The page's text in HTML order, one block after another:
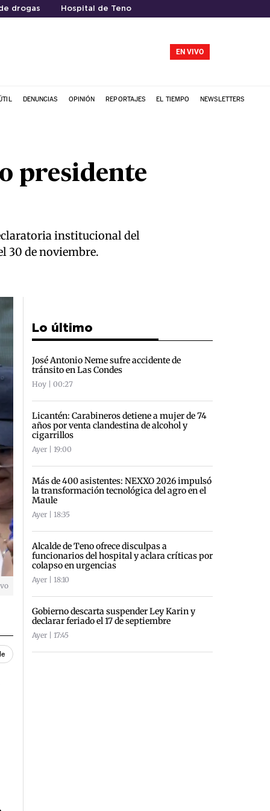
drogas Hospital de Teno
EN VIVO
DENUNCIAS OPINIÓN REPORTAJES EL TIEMPO NEWSLETTERS
presidente
institucional del
30 de noviembre.
Lo último
José Antonio Neme sufre accidente de
tránsito en Las Condes
Hoy | 00:27
Licantén: Carabineros detiene a mujer de 74
años por venta clandestina de alcohol y
cigarrillos
Ayer | 19:00
Más de 400 asistentes: NEXXO 2026 impulsó
la transformación tecnológica del agro en el
Maule
Ayer | 18:35
Alcalde de Teno ofrece disculpas a
funcionarios del hospital y aclara críticas por
colapso en urgencias
Ayer | 18:10
Gobierno descarta suspender Ley Karin y
declarar feriado el 17 de septiembre
Ayer | 17:45